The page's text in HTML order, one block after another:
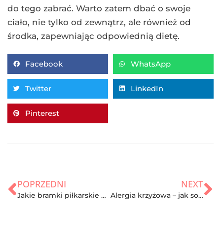
do tego zabrać. Warto zatem dbać o swoje
ciało, nie tylko od zewnątrz, ale również od
środka, zapewniając odpowiednią dietę.
Facebook WhatsApp
Twitter LinkedIn
Pinterest
POPRZEDNI
Jakie bramki piłkarskie dla dzieci wybrać do ogrodu?
NEXT
Alergia krzyżowa – jak sobie z nią radzić?